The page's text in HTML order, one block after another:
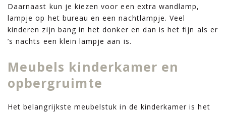
Daarnaast kun je kiezen voor een extra wandlamp,
lampje op het bureau en een nachtlampje. Veel
kinderen zijn bang in het donker en dan is het fijn als er
’s nachts een klein lampje aan is.
Meubels kinderkamer en
opbergruimte
Het belangrijkste meubelstuk in de kinderkamer is het